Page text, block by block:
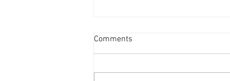
投資者提早收割 [香港經濟日
Comments